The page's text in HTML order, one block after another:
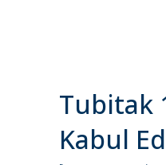
Tubitak
Kabul